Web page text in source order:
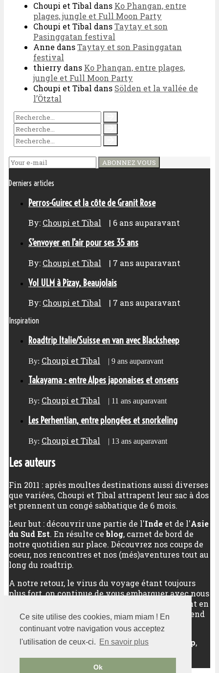
Ce site utilise des cookies, miam miam ! En
continuant votre navigation vous acceptez
l'utilisation de ceux-ci. En savoir plus
Ok
Choupi et Tibal dans Ko Phangan, entre
plages, jungle et Full Moon Party
Choupi et Tibal dansTaytay et son
Pasinggatan festival
Anne dansTaytay et son Pasinggatan
festival
thierry dans Ko Phangan, entre plages,
jungle et Full Moon Party
Choupi et Tibal dans Sölden et la vallée de
l’Ötztal
ABONNEZ VOUS
Derniers articles
Perros-Guirec et la côte de Granit Rose
By: Choupi et Tibal | 6 ans auparavant
S’envoyer en l’air pour ses 35 ans
By: Choupi et Tibal | 7 ans auparavant
Vol ULM à Pizay, Beaujolais
By: Choupi et Tibal | 7 ans auparavant
Inspiration
Roadtrip Italie/Suisse en van avec Blacksheep
By: Choupi et Tibal | 9 ans auparavant
Takayama : entre Alpes japonaises et onsens
By: Choupi et Tibal | 11 ans auparavant
Les Perhentian, entre plongées et snorkeling
By: Choupi et Tibal | 13 ans auparavant
Les auteurs
Fin 2011 : après moultes destinations aussi diverses
que variées, Choupi et Tibal attrapent leur sac à dos
et prennent un congé sabbatique de 6 mois.
Leur but : découvrir une partie de l'Inde et de l'Asie
du Sud Est. En résulte ceblog, carnet de bord de
notre quotidien sur place. Découvrez nos coups de
coeur, nos rencontres et nos (més)aventures tout au
long du roadtrip.
A notre retour, le virus du voyage étant toujours
plus fort, on continue de vous embarquer avec nous
vers nos meilleures destinations, qu'elles soient en
Asie (ou pas), qu'elles soient sur un long week-end
ou sur plusieurs semaines.
Au programme :découverte d'un pays city trip,